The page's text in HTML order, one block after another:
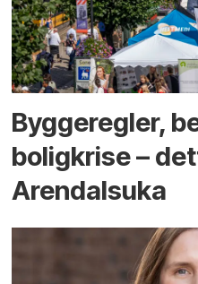
Bygge­regler,
bolig­krise –
Arendals­uka